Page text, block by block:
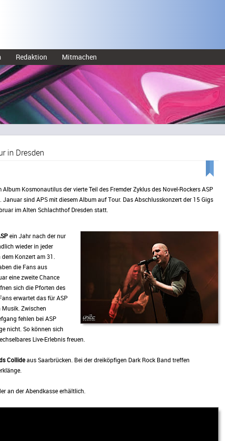
Redaktion Mitmachen
in Dresden
Kosmonautilus der vierte Teil des Fremder Zyklus des Novel-Rockers ASP
sind APS mit diesem Album auf Tour. Das Abschlusskonzert der 15 Gigs
im Alten Schlachthof Dresden statt.
ein Jahr nach der nur
wieder in jeder
Konzert am 31.
die Fans aus
eine zweite Chance
sich die Pforten des
Fans erwartet das für ASP
Zwischen
fehlen bei ASP
nicht. So können sich
Live-Erlebnis freuen.
Collideaus Saarbrücken. Bei der dreiköpfigen Dark Rock Band treffen
an der Abendkasse erhältlich.